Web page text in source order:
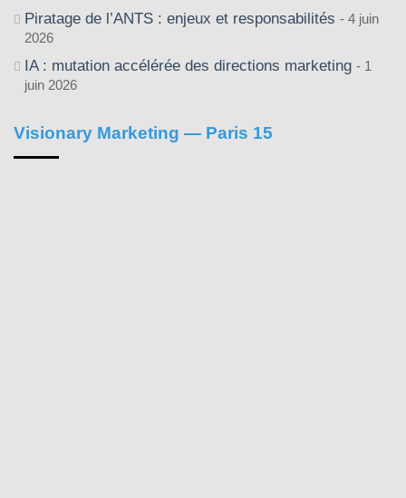
Piratage de l’ANTS : enjeux et responsabilités
4 juin
2026
IA : mutation accélérée des directions marketing
1
juin 2026
Visionary Marketing — Paris 15